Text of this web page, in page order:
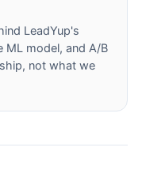
LeadYup's
ML model, and A/B
not what we